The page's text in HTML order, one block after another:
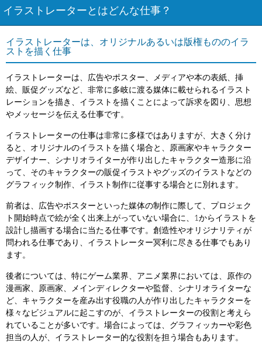
イラストレーターとはどんな仕事？
イラストレーターは、オリジナルあるいは版権もののイラ
ストを描く仕事
イラストレーターは、広告やポスター、メディアや本の表紙、挿
絵、販促グッズなど、非常に多岐に渡る媒体に載せられるイラスト
レーションを描き、イラストを描くことによって訴求を図り、思想
やメッセージを伝える仕事です。
イラストレーターの仕事は非常に多様ではありますが、大きく分け
ると、オリジナルのイラストを描く場合と、原画家やキャラクター
デザイナー、シナリオライターが作り出したキャラクター造形に沿
って、そのキャラクターの販促イラストやグッズのイラストなどの
グラフィック制作、イラスト制作に従事する場合とに別れます。
前者は、広告やポスターといった媒体の制作に際して、プロジェク
ト開始時点で絵が全く出来上がっていない場合に、1からイラストを
設計し描画する場合に当たる仕事です。創造性やオリジナリティが
問われる仕事であり、イラストレーター冥利に尽きる仕事でもあり
ます。
後者については、特にゲーム業界、アニメ業界においては、原作の
漫画家、原画家、メインディレクターや監督、シナリオライターな
ど、キャラクターを産み出す役職の人が作り出したキャラクターを
様々なビジュアルに起こすのが、イラストレーターの役割と考えら
れていることが多いです。場合によっては、グラフィッカーや彩色
担当の人が、イラストレーター的な役割を担う場合もあります。